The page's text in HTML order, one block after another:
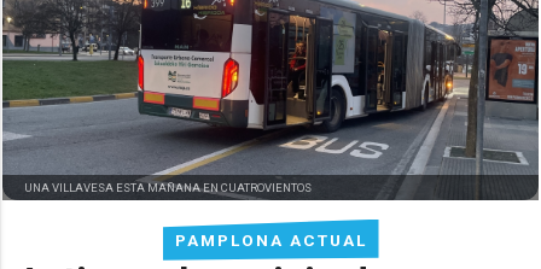
PAMPLONA ACTUAL
UNA VILLAVESA ESTA MAÑANA EN CUATROVIENTOS